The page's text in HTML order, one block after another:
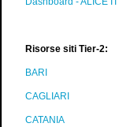
Risorse siti Tier-2:
BARI
CAGLIARI
CATANIA